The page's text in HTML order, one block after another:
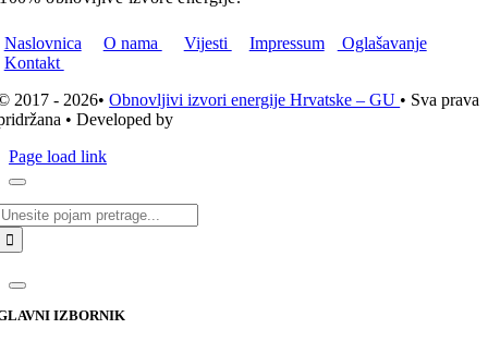
Naslovnica O nama Vijesti Impressum
Oglašavanje
Kontakt
2017 - 2026•Obnovljivi izvori energije Hrvatske – GU • Sva prava
• Developed by
Page load link
IZBORNIK